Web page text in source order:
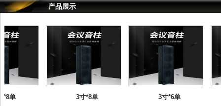
产品展示
单 3寸*8单 3寸*6单